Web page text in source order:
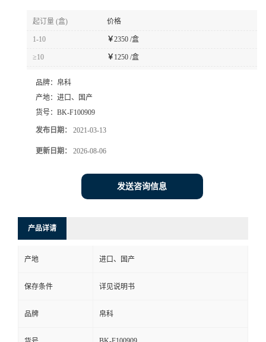
起订量 (盒) 价格
1-10 ￥2350 /盒
≥10 ￥ 1250 /盒
品牌： 帛科
产地： 进口、国产
货号： BK-F100909
发布日期： 2021-03-13
更新日期： 2026-08-06
发送咨询信息
产品详请
产地 进口、国产
保存条件 详见说明书
品牌 帛科